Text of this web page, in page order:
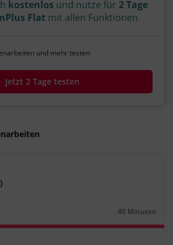
kostenlos und nutze für 2 Tage
Flat mit allen Funktionen
und mehr testen
Jetzt 2 Tage testen
Dauer:
40 Minuten